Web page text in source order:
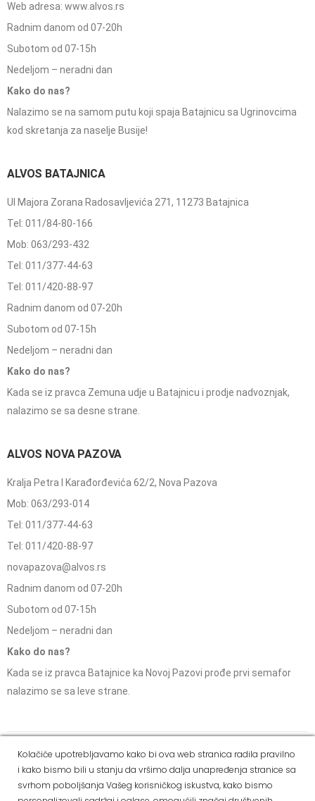
Web adresa: www.alvos.rs
Radnim danom od 07-20h
Subotom od 07-15h
Nedeljom – neradni dan
Kako do nas?
Nalazimo se na samom putu koji spaja Batajnicu sa Ugrinovcima
kod skretanja za naselje Busije!
ALVOS BATAJNICA
Ul Majora Zorana Radosavljevića 271, 11273 Batajnica
Tel: 011/84-80-166
Mob: 063/293-432
Tel: 011/377-44-63
Tel: 011/420-88-97
Radnim danom od 07-20h
Subotom od 07-15h
Nedeljom – neradni dan
Kako do nas?
Kada se iz pravca Zemuna udje u Batajnicu i prodje nadvoznjak,
nalazimo se sa desne strane.
ALVOS NOVA PAZOVA
Kralja Petra I Karađorđevića 62/2, Nova Pazova
Mob: 063/293-014
Tel: 011/377-44-63
Tel: 011/420-88-97
novapazova@alvos.rs
Radnim danom od 07-20h
Subotom od 07-15h
Nedeljom – neradni dan
Kako do nas?
Kada se iz pravca Batajnice ka Novoj Pazovi prođe prvi semafor
nalazimo se sa leve strane.
Dostava i
način
Politika
Kako
Reklamacije i pravo
Social Media
Kolačiće upotrebljavamo kako bi ova web stranica radila pravilno
i kako bismo bili u stanju da vršimo dalja unapređenja stranice sa
svrhom poboljšanja Vašeg korisničkog iskustva, kako bismo